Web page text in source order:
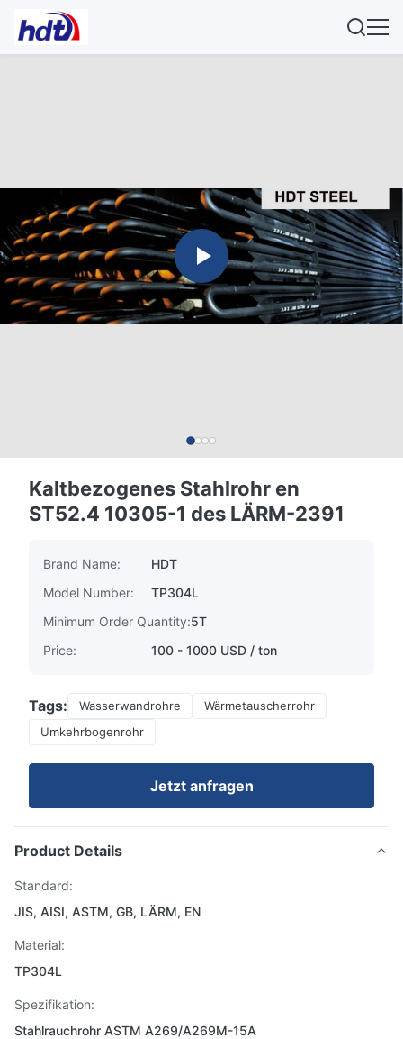
Kaltbezogenes Stahlrohr en
ST52.4 10305-1 des LÄRM-2391
Brand Name:
HDT
Model Number:
TP304L
Minimum Order Quantity:5T
Price:
100 - 1000 USD / ton
Tags: Wasserwandrohre
Wärmetauscherrohr
Umkehrbogenrohr
Jetzt anfragen
Product Details
Standard:
JIS, AISI, ASTM, GB, LÄRM, EN
Material:
TP304L
Spezifikation:
Stahlrauchrohr ASTM A269/A269M-15A